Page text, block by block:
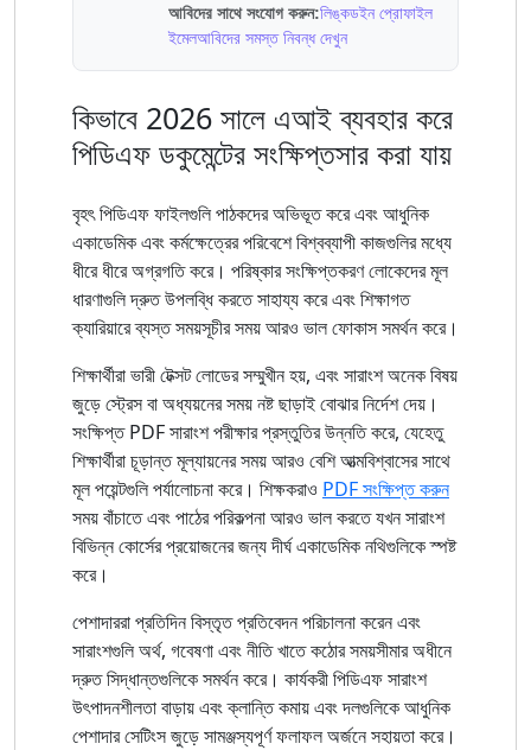
আবিদের সাথে সংযোগ করুন:লিঙ্কডইন প্রোফাইল
ইমেলআবিদের সমস্ত নিবন্ধ দেখুন
কিভাবে 2026 সালে এআই ব্যবহার করে
পিডিএফ ডকুমেন্টের সংক্ষিপ্তসার করা যায়
বৃহৎ পিডিএফ ফাইলগুলি পাঠকদের অভিভূত করে এবং আধুনিক
একাডেমিক এবং কর্মক্ষেত্রের পরিবেশে বিশ্বব্যাপী কাজগুলির মধ্যে
ধীরে ধীরে অগ্রগতি করে। পরিষ্কার সংক্ষিপ্তকরণ লোকেদের মূল
ধারণাগুলি দ্রুত উপলব্ধি করতে সাহায্য করে এবং শিক্ষাগত
ক্যারিয়ারে ব্যস্ত সময়সূচীর সময় আরও ভাল ফোকাস সমর্থন করে।
শিক্ষার্থীরা ভারী টেক্সট লোডের সম্মুখীন হয়, এবং সারাংশ অনেক বিষয়
জুড়ে স্ট্রেস বা অধ্যয়নের সময় নষ্ট ছাড়াই বোঝার নির্দেশ দেয়।
সংক্ষিপ্ত PDF সারাংশ পরীক্ষার প্রস্তুতির উন্নতি করে, যেহেতু
শিক্ষার্থীরা চূড়ান্ত মূল্যায়নের সময় আরও বেশি আত্মবিশ্বাসের সাথে
মূল পয়েন্টগুলি পর্যালোচনা করে। শিক্ষকরাও PDF সংক্ষিপ্ত করুন
সময় বাঁচাতে এবং পাঠের পরিকল্পনা আরও ভাল করতে যখন সারাংশ
বিভিন্ন কোর্সের প্রয়োজনের জন্য দীর্ঘ একাডেমিক নথিগুলিকে স্পষ্ট
করে।
পেশাদাররা প্রতিদিন বিস্তৃত প্রতিবেদন পরিচালনা করেন এবং
সারাংশগুলি অর্থ, গবেষণা এবং নীতি খাতে কঠোর সময়সীমার অধীনে
দ্রুত সিদ্ধান্তগুলিকে সমর্থন করে। কার্যকরী পিডিএফ সারাংশ
উৎপাদনশীলতা বাড়ায় এবং ক্লান্তি কমায় এবং দলগুলিকে আধুনিক
পেশাদার সেটিংস জুড়ে সামঞ্জস্যপূর্ণ ফলাফল অর্জনে সহায়তা করে।